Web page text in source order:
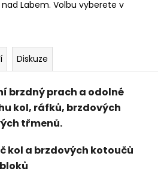
Labem. Volbu vyberete v
Diskuze
brzdný prach a odolné
kol, ráfků, brzdových
třmenů.
kol a brzdových kotoučů